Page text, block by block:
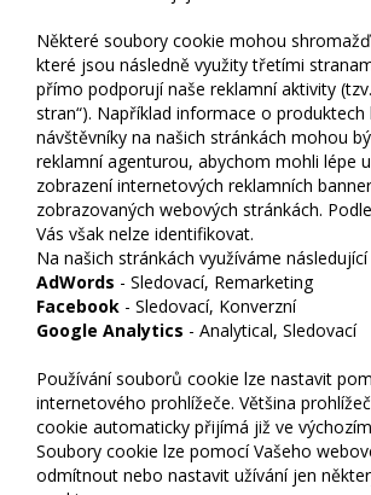
Některé soubory cookie mohou
které jsou následně využity třetími
přímo podporují naše reklamní aktivity
stran“). Například informace o produktech
návštěvníky na našich stránkách mohou
reklamní agenturou, abychom mohli lépe
zobrazení internetových reklamních
zobrazovaných webových stránkách.
Vás však nelze identifikovat.
Na našich stránkách využíváme
AdWords - Sledovací, Remarketing
Facebook - Sledovací, Konverzní
Google Analytics - Analytical, Sledovací
Používání souborů cookie lze nastavit
internetového prohlížeče. Většina
cookie automaticky přijímá již ve
Soubory cookie lze pomocí Vašeho
odmítnout nebo nastavit užívání jen